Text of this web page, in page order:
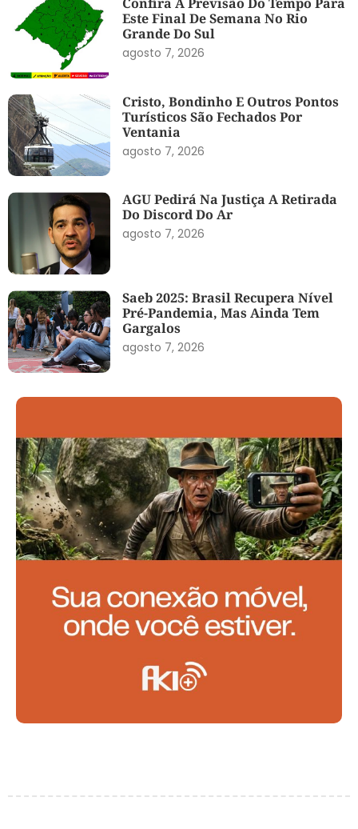
Este Final De Semana No Rio
Grande Do Sul
agosto 7, 2026
Cristo, Bondinho E Outros Pontos
Turísticos São Fechados Por
Ventania
agosto 7, 2026
AGU Pedirá Na Justiça A Retirada
Do Discord Do Ar
agosto 7, 2026
Saeb 2025: Brasil Recupera Nível
Pré-Pandemia, Mas Ainda Tem
Gargalos
agosto 7, 2026